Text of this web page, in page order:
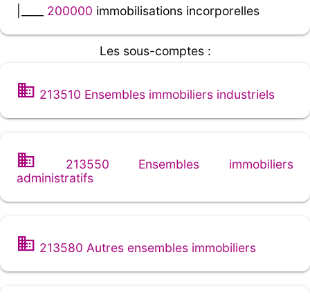
200000 immobilisations incorporelles
Les sous-comptes :
213510 Ensembles immobiliers industriels
213550 Ensembles immobiliers
administratifs
213580 Autres ensembles immobiliers